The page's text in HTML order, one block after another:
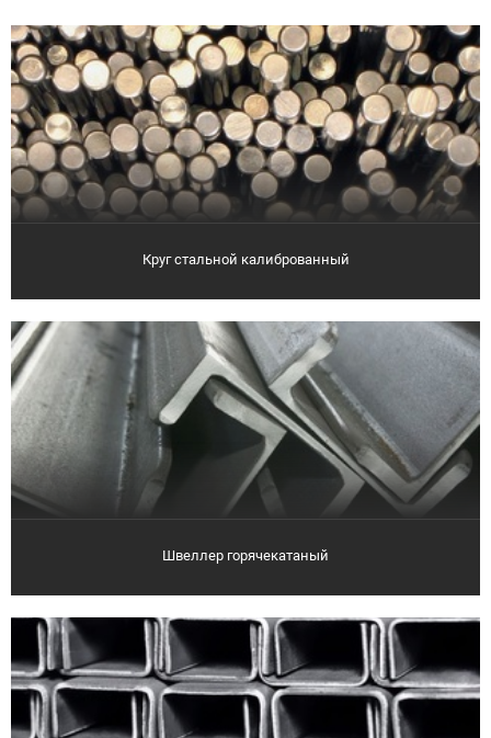
Круг стальной калиброванный
Швеллер горячекатаный